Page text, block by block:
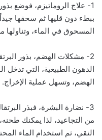
1- علاج الروماتيزم، فوضع
المسحوق في الماء، وتناولها
2- مشكلات الهضم، بذور
الدهون الطبيعية، التي
الهضم، وتسهل عملية الإخراج.
3- نضارة البشرة، فبذر
من التجاعيد، لذا يمكنك
النقي، ثم استخدام الماء